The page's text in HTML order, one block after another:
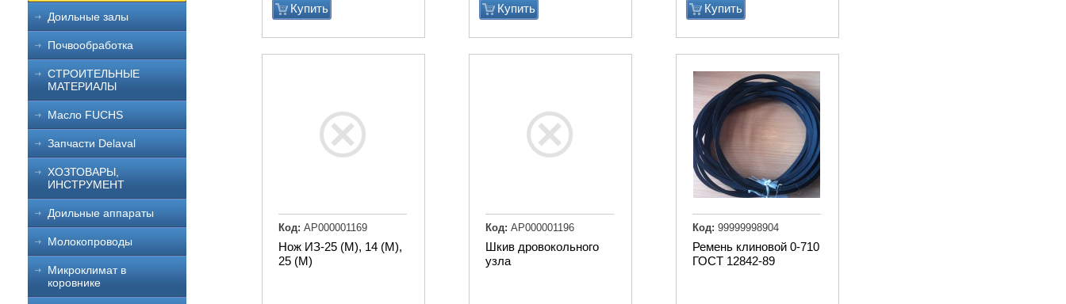
Доильные залы
Почвообработка
СТРОИТЕЛЬНЫЕ
МАТЕРИАЛЫ
Масло FUCHS
Запчасти Delaval
ХОЗТОВАРЫ,
ИНСТРУМЕНТ
Доильные аппараты
Молокопроводы
Микроклимат в
коровнике
Купить Купить Купить
Нож ИЗ-25 (М), 14 (М),
25 (М)
Код: АР000001169
Шкив дровокольного
узла
Код: АР000001196
Ремень клиновой 0-710
ГОСТ 12842-89
Код: 99999998904